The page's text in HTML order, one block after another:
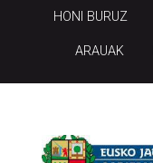
HONI BURUZ
ARAUAK